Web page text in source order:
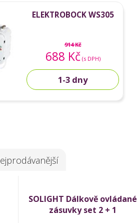
ELEKTROBOCK WS305
914 Kč
688 Kč(s DPH)
1-3 dny
SOLIGHT Dálkově ovládané
zásuvky set 2 + 1